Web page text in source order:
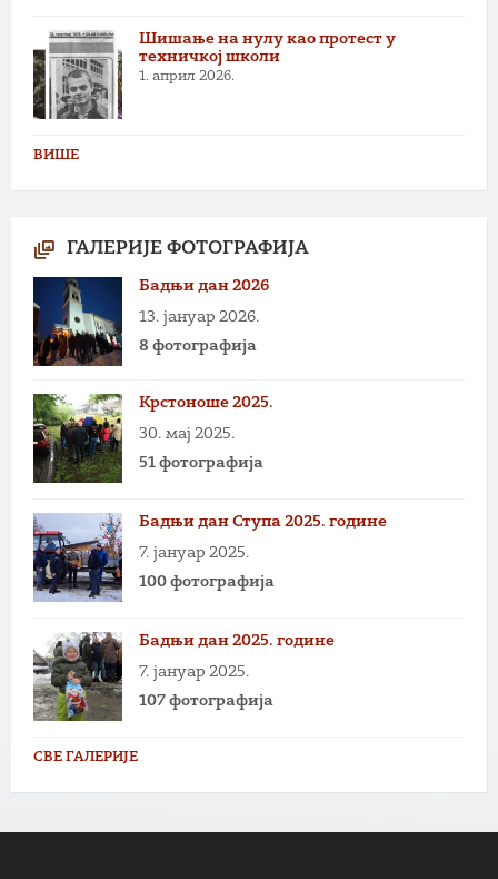
Шишање на нулу као протест у
техничкој школи
1. април 2026.
ВИШЕ
ГАЛЕРИЈЕ ФОТОГРАФИЈА
Бадњи дан 2026
13. јануар 2026.
8 фотографија
Крстоноше 2025.
30. мај 2025.
51 фотографија
Бадњи дан Ступа 2025. године
7. јануар 2025.
100 фотографија
Бадњи дан 2025. године
7. јануар 2025.
107 фотографија
СВЕ ГАЛЕРИЈЕ